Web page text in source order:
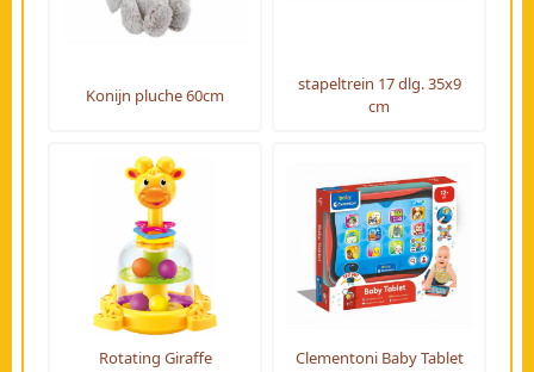
Konijn pluche 60cm
stapeltrein 17 dlg. 35x9
cm
Rotating Giraffe Clementoni Baby Tablet